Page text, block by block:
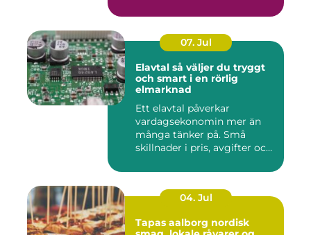
07. Jul
Elavtal så väljer du tryggt
och smart i en rörlig
elmarknad
Ett elavtal påverkar
vardagsekonomin mer än
många tänker på. Små
skillnader i pris, avgifter och
04. Jul
Tapas aalborg nordisk